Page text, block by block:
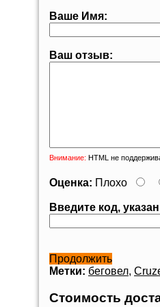
Ваше Имя:
Ваш отзыв:
Внимание: HTML не
Оценка: Плохо
Введите код,
Продолжить
Метки: беговел,
Стоимость